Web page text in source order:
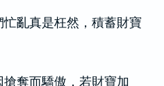
亂真是枉然，積蓄財寶
奪而驕傲，若財寶加